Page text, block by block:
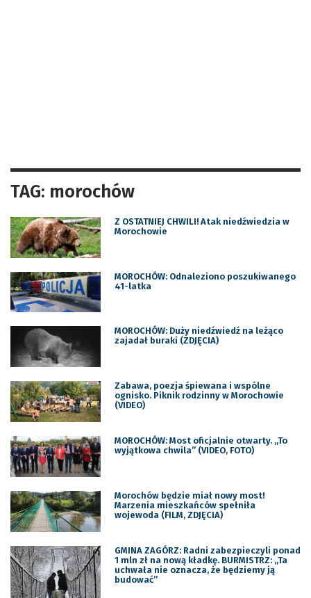
TAG: morochów
Z OSTATNIEJ CHWILI! Atak niedźwiedzia w
Morochowie
MOROCHÓW: Odnaleziono poszukiwanego
41-latka
MOROCHÓW: Duży niedźwiedź na leżąco
zajadał buraki (ZDJĘCIA)
Zabawa, poezja śpiewana i wspólne
ognisko. Piknik rodzinny w Morochowie
(VIDEO)
MOROCHÓW: Most oficjalnie otwarty. „To
wyjątkowa chwila” (VIDEO, FOTO)
Morochów będzie miał nowy most!
Marzenia mieszkańców spełniła
wojewoda (FILM, ZDJĘCIA)
GMINA ZAGÓRZ: Radni zabezpieczyli ponad
1 mln zł na nową kładkę. BURMISTRZ: „Ta
uchwała nie oznacza, że będziemy ją
budować”